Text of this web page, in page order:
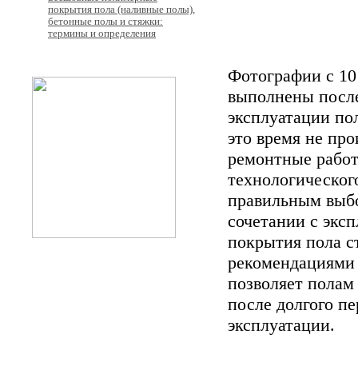
покрытия пола (наливные полы),
бетонные полы и стяжки:
термины и определения
Фотографии с
выполнены
эксплуатации
это время не
ремонтные
правильным
сочетании с
покрытия пола
рекомендациями
позволяет
после долгого
эксплуатации.